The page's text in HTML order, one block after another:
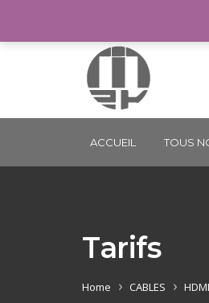
96 rue du Général
ACCUEIL TOUS
Tarifs
Home CABLES HDMI